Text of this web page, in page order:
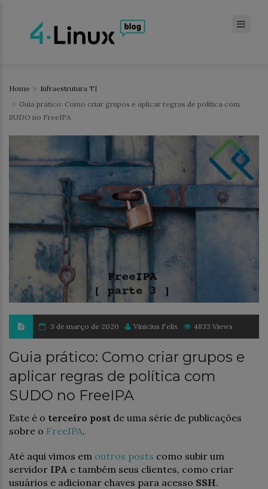
Home
Infraestrutura TI
Guia prático: Como criar grupos e aplicar regras de política com
SUDO no FreeIPA
3 de março de 2020 Vinicius Felix 4833 Views
Guia prático: Como criar grupos e
aplicar regras de política com
SUDO no FreeIPA
Este é o terceiro post de uma série de publicações
sobre o FreeIPA.
Até aqui vimos em outros posts como subir um
servidor IPA e também seus clientes, como criar
usuários e adicionar chaves para acesso SSH.